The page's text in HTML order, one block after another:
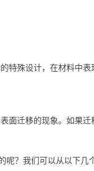
特殊设计，在材料中表
面迁移的现象。如果
呢？我们可以从以下几